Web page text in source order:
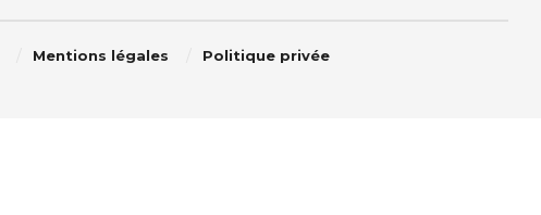
Mentions légales Politique privée